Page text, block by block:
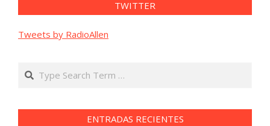
TWITTER
Tweets by RadioAllen
Search
ENTRADAS RECIENTES